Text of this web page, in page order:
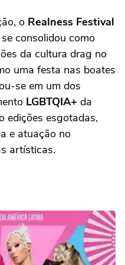
o Realness Festival
consolidou como
da cultura drag no
uma festa nas boates
se em um dos
LGBTQIA+ da
edições esgotadas,
e atuação no
artísticas.